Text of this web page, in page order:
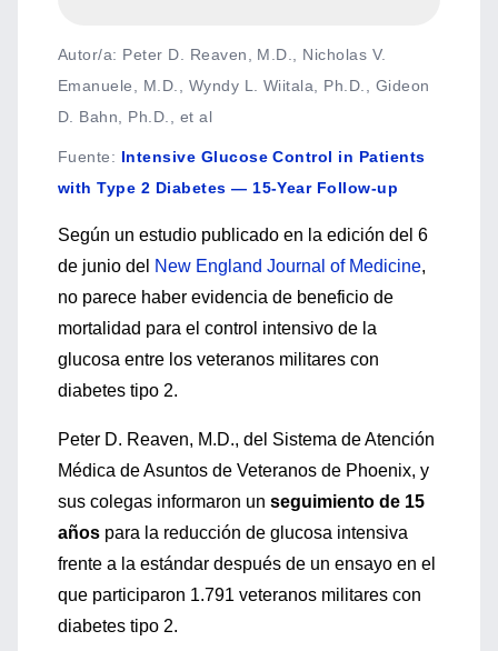
Autor/a: Peter D. Reaven, M.D., Nicholas V.
Emanuele, M.D., Wyndy L. Wiitala, Ph.D., Gideon
D. Bahn, Ph.D., et al
Fuente: Intensive Glucose Control in Patients
with Type 2 Diabetes — 15-Year Follow-up
Según un estudio publicado en la edición del 6
de junio del New England Journal of Medicine,
no parece haber evidencia de beneficio de
mortalidad para el control intensivo de la
glucosa entre los veteranos militares con
diabetes tipo 2.
Peter D. Reaven, M.D., del Sistema de Atención
Médica de Asuntos de Veteranos de Phoenix, y
sus colegas informaron un seguimiento de 15
años para la reducción de glucosa intensiva
frente a la estándar después de un ensayo en el
que participaron 1.791 veteranos militares con
diabetes tipo 2.